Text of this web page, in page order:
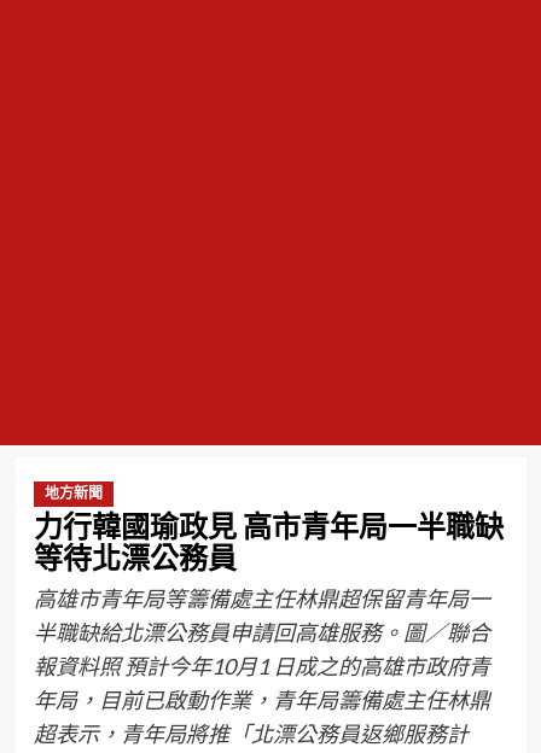
地方新聞
力行韓國瑜政見 高市青年局一半職缺
等待北漂公務員
高雄市青年局等籌備處主任林鼎超保留青年局一
半職缺給北漂公務員申請回高雄服務。圖／聯合
報資料照 預計今年10月1 日成之的高雄市政府青
年局，目前已啟動作業，青年局籌備處主任林鼎
超表示，青年局將推「北漂公務員返鄉服務計